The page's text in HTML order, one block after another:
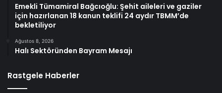
Emekli Tümamiral Bağcıoğlu: Şehit aileleri ve gaziler
için hazırlanan 18 kanun teklifi 24 aydır TBMM’de
bekletiliyor
Ağustos 8, 2026
Halı Sektöründen Bayram Mesajı
Rastgele Haberler